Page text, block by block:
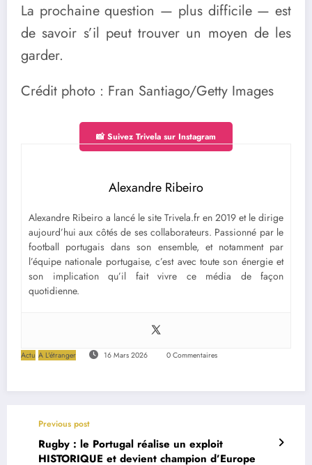
La prochaine question — plus difficile — est
de savoir s’il peut trouver un moyen de les
garder.
Crédit photo : Fran Santiago/Getty Images
📸 Suivez Trivela sur Instagram
Alexandre Ribeiro
Alexandre Ribeiro a lancé le site Trivela.fr en 2019 et le dirige
aujourd’hui aux côtés de ses collaborateurs. Passionné par le
football portugais dans son ensemble, et notamment par
l’équipe nationale portugaise, c’est avec toute son énergie et
son implication qu’il fait vivre ce média de façon
quotidienne.
Actu A L'étranger 16 Mars 2026 0 Commentaires
Previous post
Rugby : le Portugal réalise un exploit
HISTORIQUE et devient champion d’Europe